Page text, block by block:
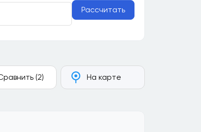
Рассчитать
(2) На карте